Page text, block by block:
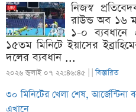
নিজস্ব
রাউন্ড অব ১৬
১-০ ব্যবধানে
১৫তম মিনিটে ইয়াসের
দলের ব্যবধান ...
২০২৬ জুলাই ০৭ ২২:৪৬:৪৫ | |বিস্তারিত
৩০ মিনিটের খেলা শেষ, আর্জেন্টিনা